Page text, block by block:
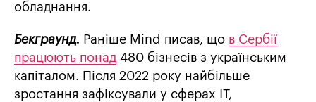
обладнання.
Бекграунд. Раніше Mind писав, що в Сербії
працюють понад 480 бізнесів з українським
капіталом. Після 2022 року найбільше
зростання зафіксували у сферах IT,